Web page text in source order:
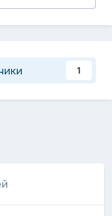
1